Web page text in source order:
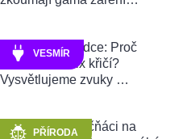
VESMÍR
PŘÍRODA